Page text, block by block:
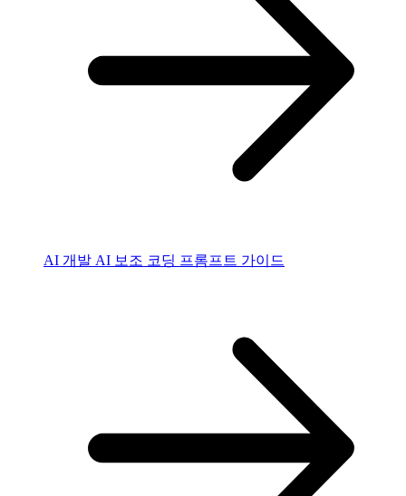
AI 개발 AI 보조 코딩 프롬프트 가이드